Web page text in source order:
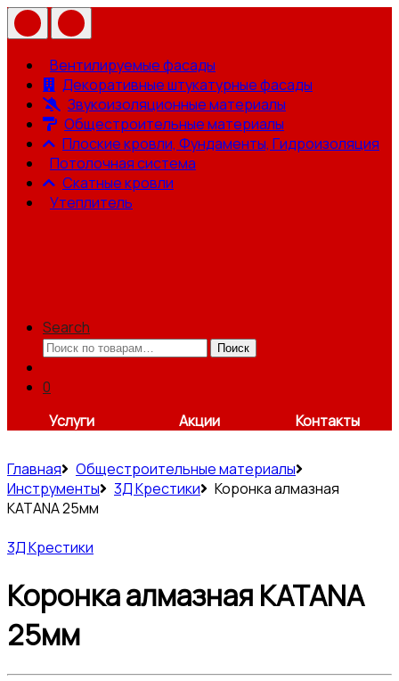
Вентилируемые фасады
Декоративные штукатурные фасады
Звукоизоляционные материалы
Общестроительные материалы
Плоские кровли, Фундаменты, Гидроизоляция
Потолочная система
Скатные кровли
Утеплитель
Search
Искать:
Поиск
0
Услуги
Акции Контакты
Главная
Общестроительные материалы
Инструменты
3Д Крестики
Коронка алмазная
KATANA 25мм
3Д Крестики
Коронка алмазная KATANA
25мм